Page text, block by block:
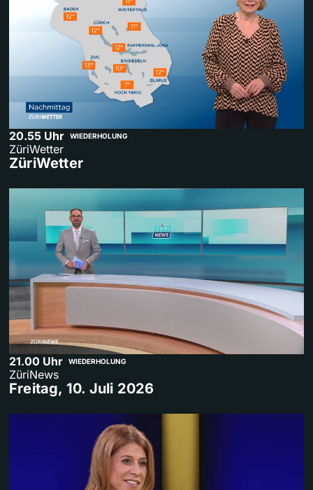
20.55 Uhr WIEDERHOLUNG
ZüriWetter
ZüriWetter
21.00 Uhr WIEDERHOLUNG
ZüriNews
Freitag, 10. Juli 2026